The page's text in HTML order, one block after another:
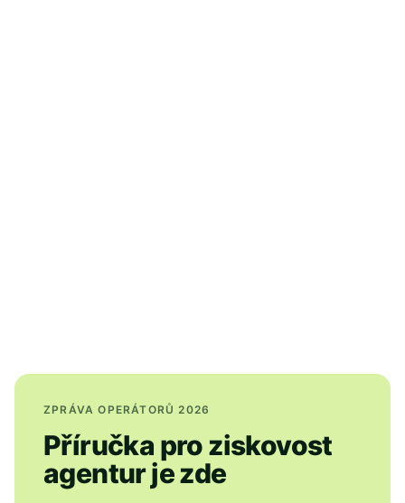
ZPRÁVA OPERÁTORŮ 2026
Příručka pro ziskovost
agentur je zde